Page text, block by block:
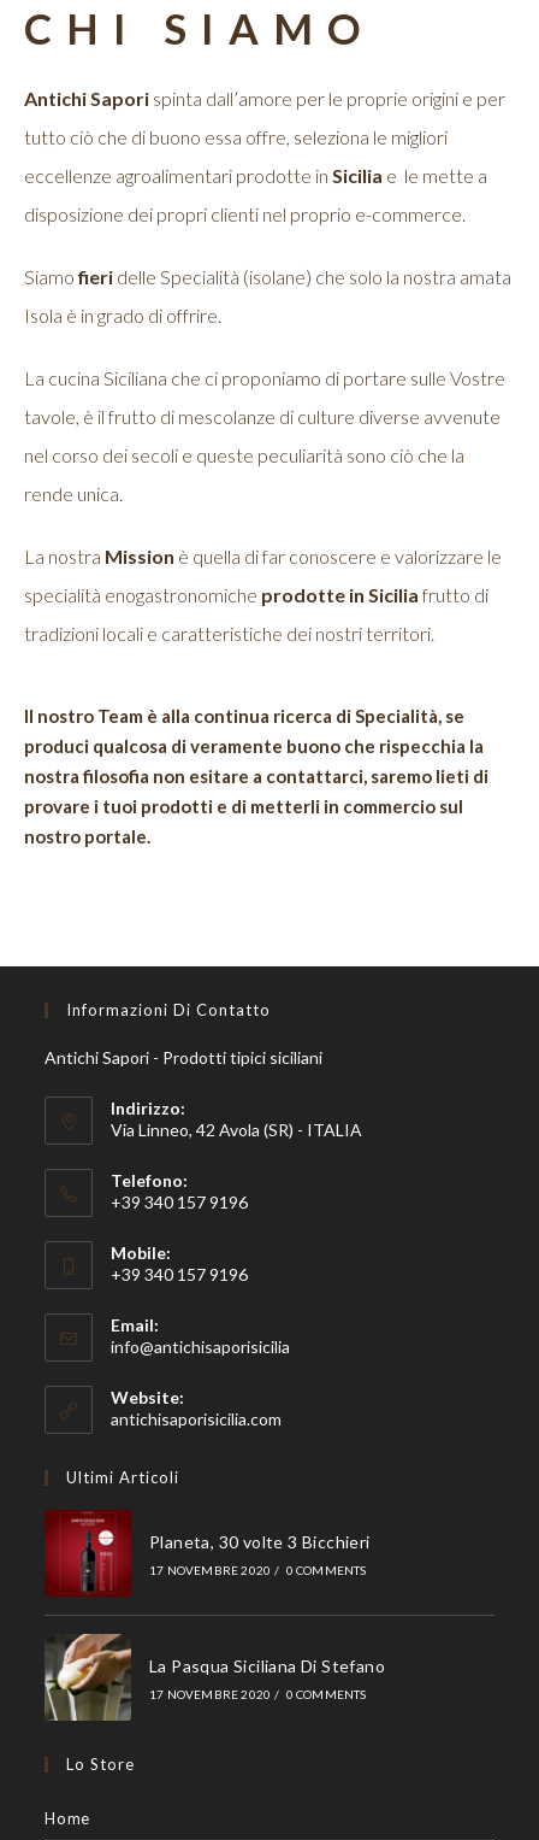
CHI SIAMO
Antichi Sapori spinta dall’amore per le proprie origini e per
tutto ciò che di buono essa offre, seleziona le migliori
eccellenze agroalimentari prodotte in Sicilia e le mette a
disposizione dei propri clienti nel proprio e-commerce.
Siamofieri delle Specialità (isolane) che solo la nostra amata
Isola è in grado di offrire.
La cucina Siciliana che ci proponiamo di portare sulle Vostre
tavole, è il frutto di mescolanze di culture diverse avvenute
nel corso dei secoli e queste peculiarità sono ciò che la
rende unica.
La nostra Mission è quella di far conoscere e valorizzare le
specialità enogastronomiche prodotte in Siciliafrutto di
tradizioni locali e caratteristiche dei nostri territori.
Il nostro Team è alla continua ricerca di Specialità, se
produci qualcosa di veramente buono che rispecchia la
nostra filosofia non esitare a contattarci, saremo lieti di
provare i tuoi prodotti e di metterli in commercio sul
nostro portale.
Informazioni Di Contatto
Antichi Sapori - Prodotti tipici siciliani
Indirizzo:
Via Linneo, 42 Avola (SR) - ITALIA
Telefono:
+39 340 157 9196
Mobile:
+39 340 157 9196
Email:
info@antichisaporisicilia
Website:
antichisaporisicilia.com
Ultimi Articoli
Planeta, 30 volte 3 Bicchieri
17 NOVEMBRE 2020 / 0 COMMENTS
La Pasqua Siciliana Di Stefano
17 NOVEMBRE 2020 / 0 COMMENTS
Lo Store
Home